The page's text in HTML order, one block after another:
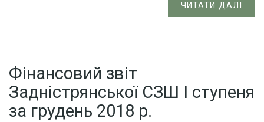
ЧИТАТИ ДАЛІ
Фінансовий звіт
Задністрянської СЗШ І ступеня
за грудень 2018 р.